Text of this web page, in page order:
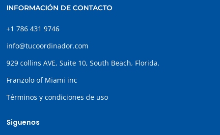
INFORMACIÓN DE CONTACTO
+1 786 431 9746
info@tucoordinador.com
929 collins AVE, Suite 10, South Beach, Florida.
Franzolo of Miami inc
Términos y condiciones de uso
Siguenos